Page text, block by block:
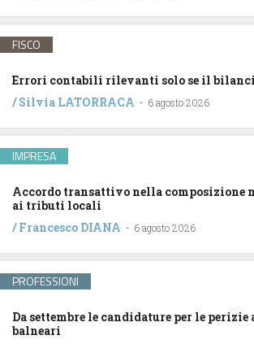
FISCO
Errori contabili rilevanti solo se il
/Silvia LATORRACA - 6 agosto 2026
IMPRESA
Accordo transattivo nella composizione
ai tributi locali
/Francesco DIANA - 6 agosto 2026
PROFESSIONI
Da settembre le candidature per le perizie
balneari